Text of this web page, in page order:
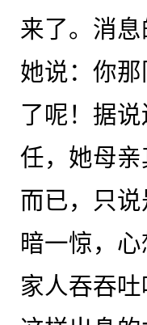
来了。消
她说：你
了呢！据
任，她母
而已，只
暗一惊，
家人吞吞